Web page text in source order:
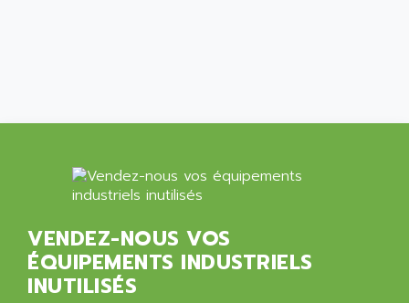
VENDEZ-NOUS VOS
ÉQUIPEMENTS INDUSTRIELS
INUTILISÉS